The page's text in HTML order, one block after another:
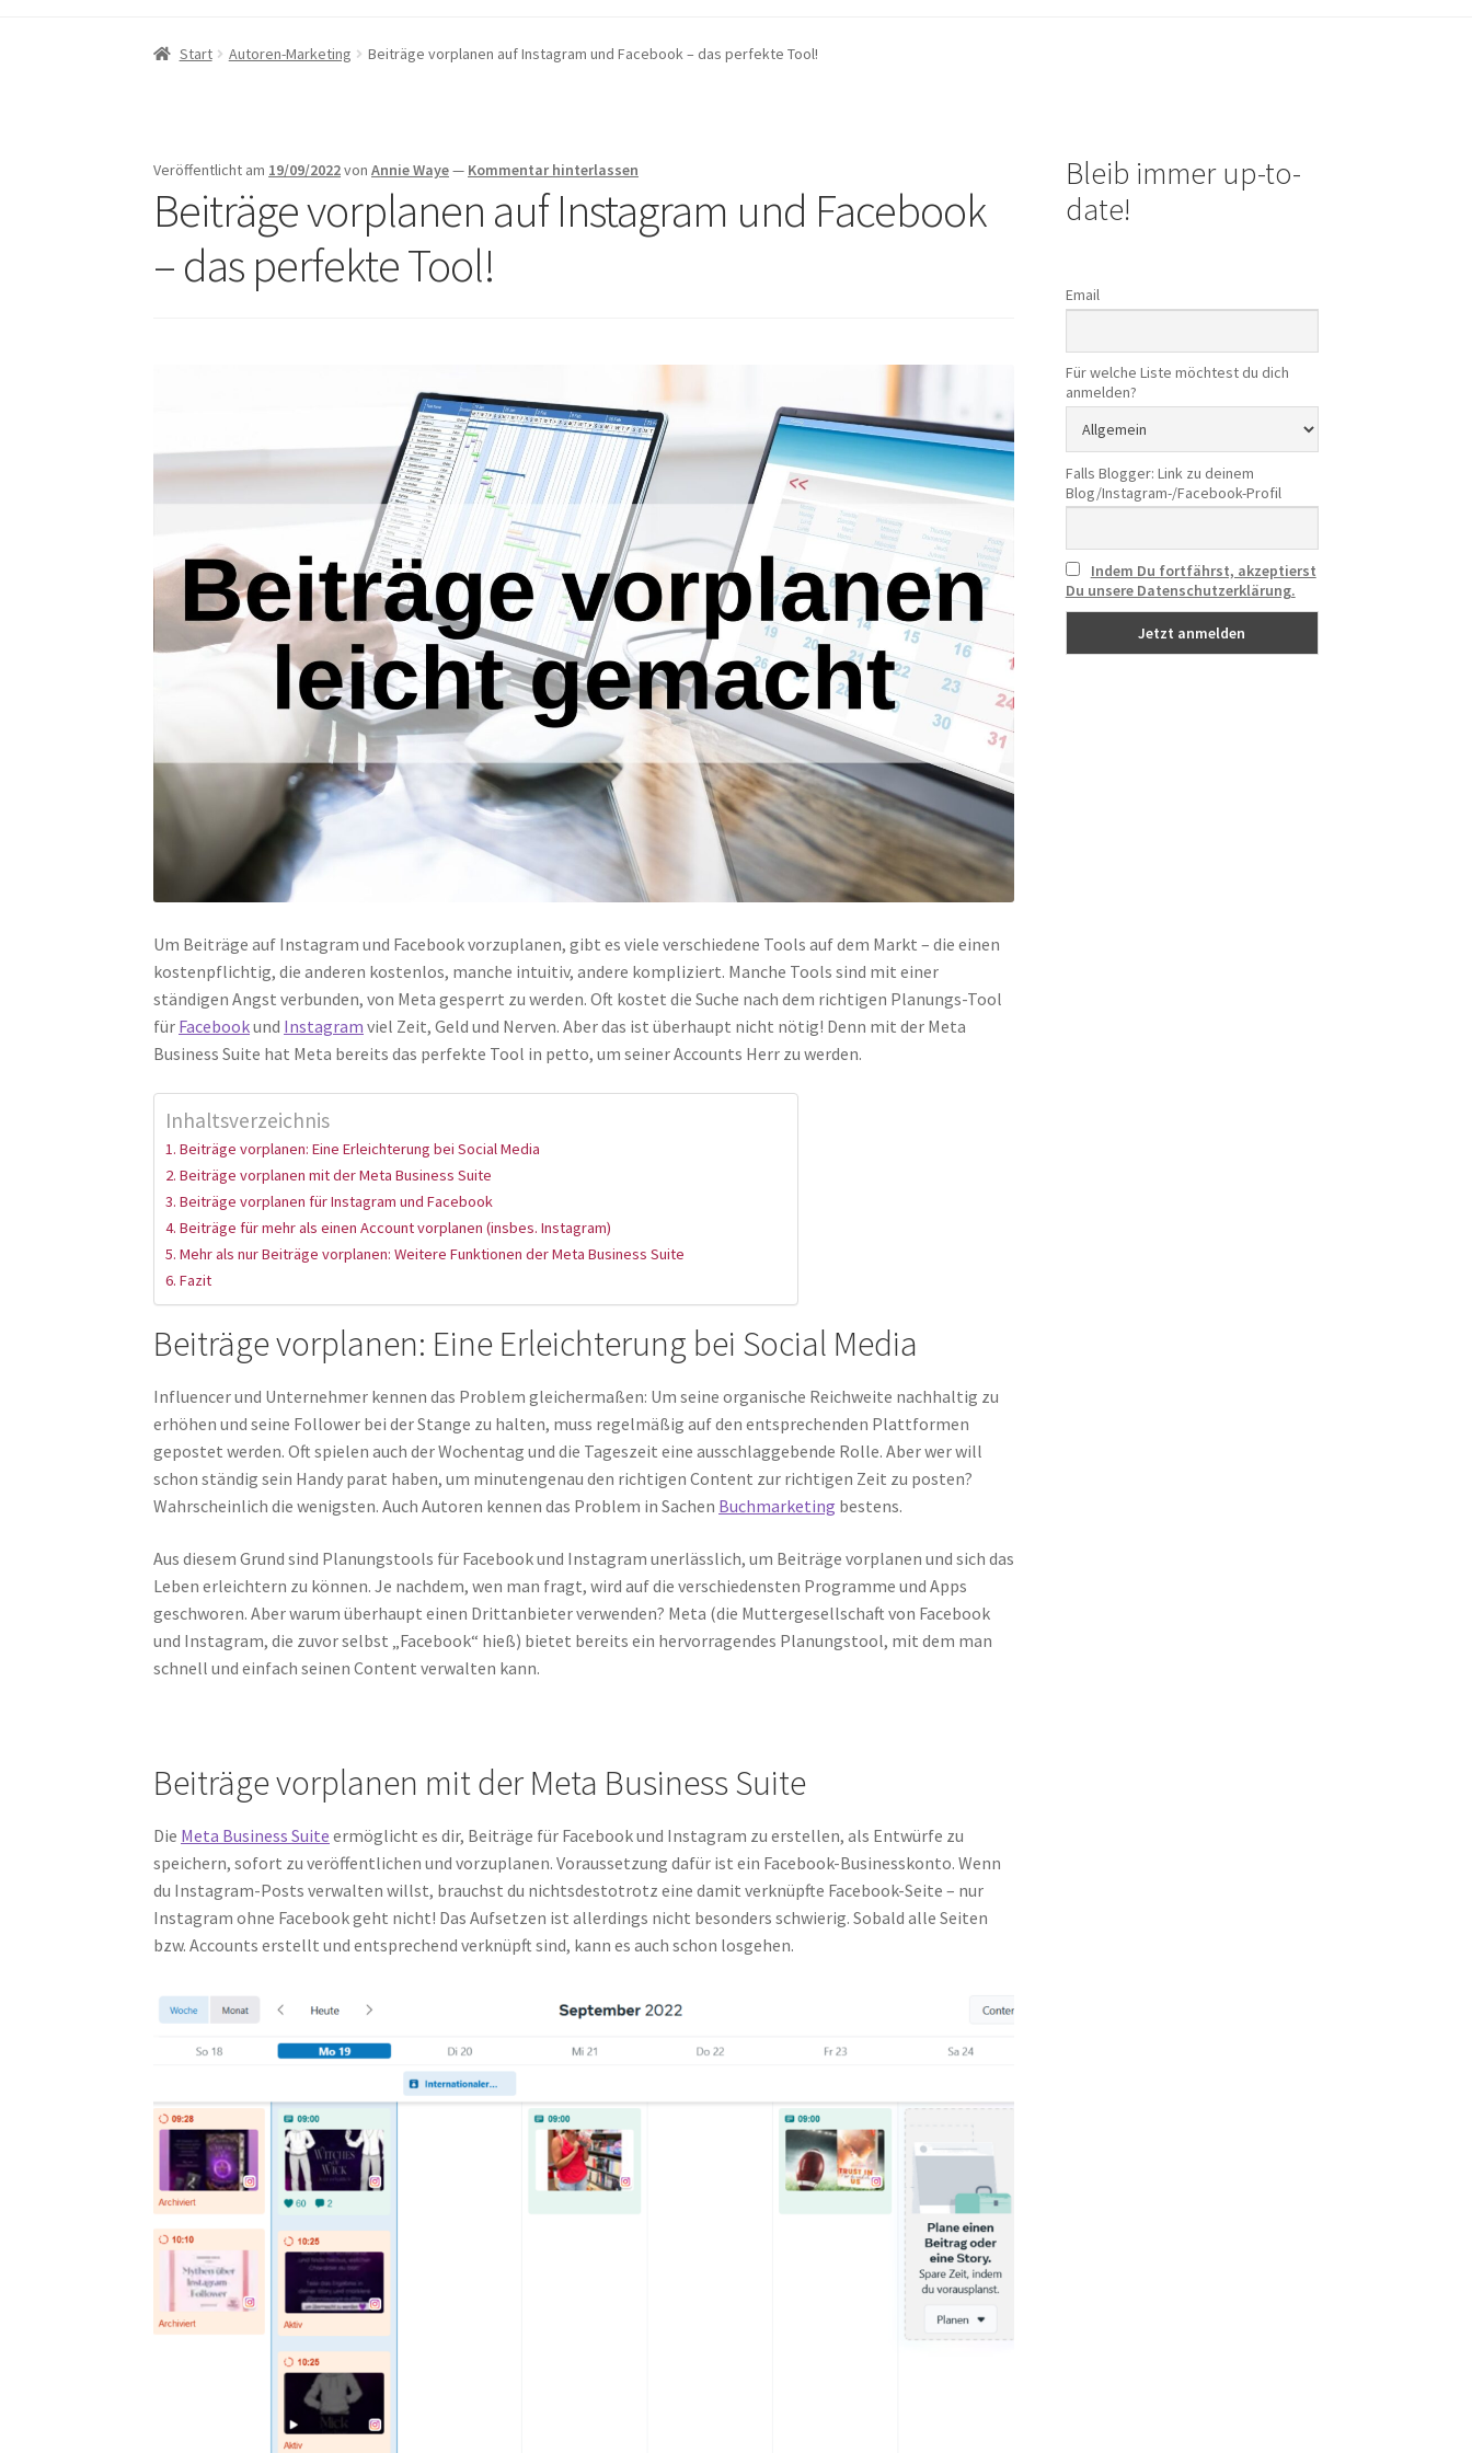
Start Autoren-Marketing Beiträge vorplanen auf Instagram und Facebook – das perfekte Tool!
Veröffentlicht am 19/09/2022vonAnnie Waye— Kommentar hinterlassen
Beiträge vorplanen auf Instagram und Facebook
– das perfekte Tool!
Um Beiträge auf Instagram und Facebook vorzuplanen, gibt es viele verschiedene Tools auf dem Markt – die einen
kostenpflichtig, die anderen kostenlos, manche intuitiv, andere kompliziert. Manche Tools sind mit einer
ständigen Angst verbunden, von Meta gesperrt zu werden. Oft kostet die Suche nach dem richtigen Planungs-Tool
für Facebookund Instagram viel Zeit, Geld und Nerven. Aber das ist überhaupt nicht nötig! Denn mit der Meta
Business Suite hat Meta bereits das perfekte Tool in petto, um seiner Accounts Herr zu werden.
Inhaltsverzeichnis
Beiträge vorplanen: Eine Erleichterung bei Social Media
Beiträge vorplanen mit der Meta Business Suite
Beiträge vorplanen für Instagram und Facebook
Beiträge für mehr als einen Account vorplanen (insbes. Instagram)
Mehr als nur Beiträge vorplanen: Weitere Funktionen der Meta Business Suite
Fazit
Beiträge vorplanen: Eine Erleichterung bei Social Media
Influencer und Unternehmer kennen das Problem gleichermaßen: Um seine organische Reichweite nachhaltig zu
erhöhen und seine Follower bei der Stange zu halten, muss regelmäßig auf den entsprechenden Plattformen
gepostet werden. Oft spielen auch der Wochentag und die Tageszeit eine ausschlaggebende Rolle. Aber wer will
schon ständig sein Handy parat haben, um minutengenau den richtigen Content zur richtigen Zeit zu posten?
Wahrscheinlich die wenigsten. Auch Autoren kennen das Problem in Sachen Buchmarketing bestens.
Aus diesem Grund sind Planungstools für Facebook und Instagram unerlässlich, um Beiträge vorplanen und sich das
Leben erleichtern zu können. Je nachdem, wen man fragt, wird auf die verschiedensten Programme und Apps
geschworen. Aber warum überhaupt einen Drittanbieter verwenden? Meta (die Muttergesellschaft von Facebook
und Instagram, die zuvor selbst „Facebook“ hieß) bietet bereits ein hervorragendes Planungstool, mit dem man
schnell und einfach seinen Content verwalten kann.
Beiträge vorplanen mit der Meta Business Suite
Die Meta Business Suite ermöglicht es dir, Beiträge für Facebook und Instagram zu erstellen, als Entwürfe zu
speichern, sofort zu veröffentlichen und vorzuplanen. Voraussetzung dafür ist ein Facebook-Businesskonto. Wenn
du Instagram-Posts verwalten willst, brauchst du nichtsdestotrotz eine damit verknüpfte Facebook-Seite – nur
Instagram ohne Facebook geht nicht! Das Aufsetzen ist allerdings nicht besonders schwierig. Sobald alle Seiten
bzw. Accounts erstellt und entsprechend verknüpft sind, kann es auch schon losgehen.
Bleib immer up-to-
date!
Email
Für welche Liste möchtest du dich
anmelden?
Falls Blogger: Link zu deinem
Blog/Instagram-/Facebook-Profil
Indem Du fortfährst, akzeptierst
Du unsere Datenschutzerklärung.